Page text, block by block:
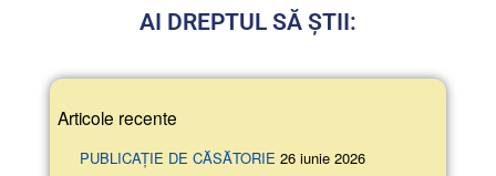
AI DREPTUL SĂ ȘTII:
Articole recente
PUBLICAȚIE DE CĂSĂTORIE 26 iunie 2026